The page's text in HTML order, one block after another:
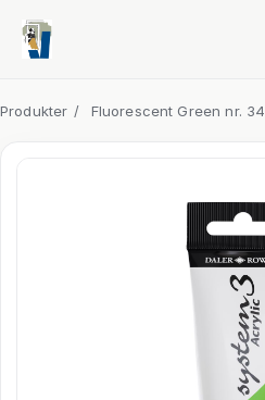
Produkter / Fluorescent Green nr.